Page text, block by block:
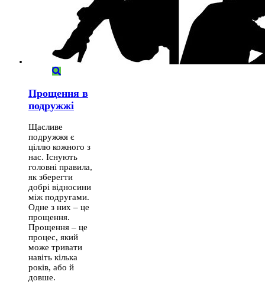
Прощення в
подружжі
Щасливе
подружжя є
ціллю кожного з
нас. Існують
головні правила,
як зберегти
добрі відносини
між подругами.
Одне з них – це
прощення.
Прощення – це
процес, який
може тривати
навіть кілька
років, або й
довше.